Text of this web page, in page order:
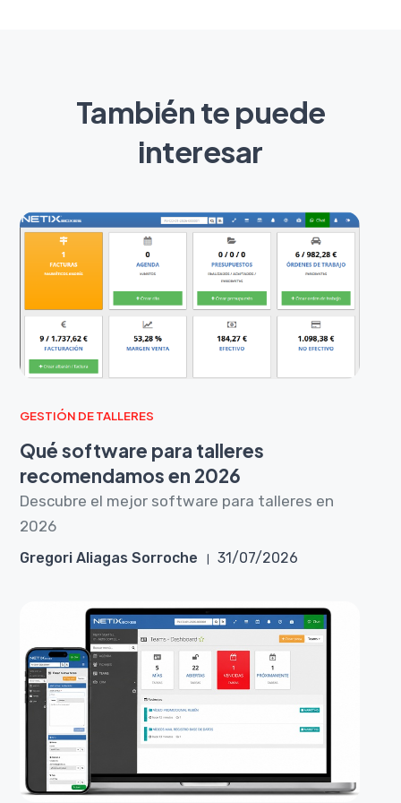
También te puede
interesar
GESTIÓN DE TALLERES
Qué software para talleres
recomendamos en 2026
Descubre el mejor software para talleres en
2026
Gregori Aliagas Sorroche 31/07/2026